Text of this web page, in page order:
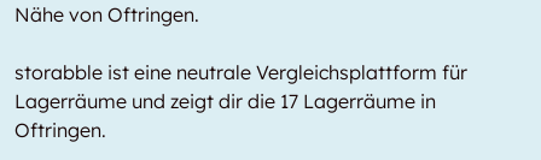
Nähe von Oftringen.
storabble ist eine neutrale Vergleichsplattform für
Lagerräume und zeigt dir die 17 Lagerräume in
Oftringen.